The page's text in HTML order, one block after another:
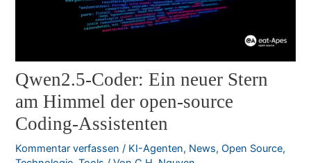
Qwen2.5-Coder: Ein neuer Stern
am Himmel der open-source
Coding-Assistenten
Kommentar verfassen / KI-Agenten, News,Open Source,